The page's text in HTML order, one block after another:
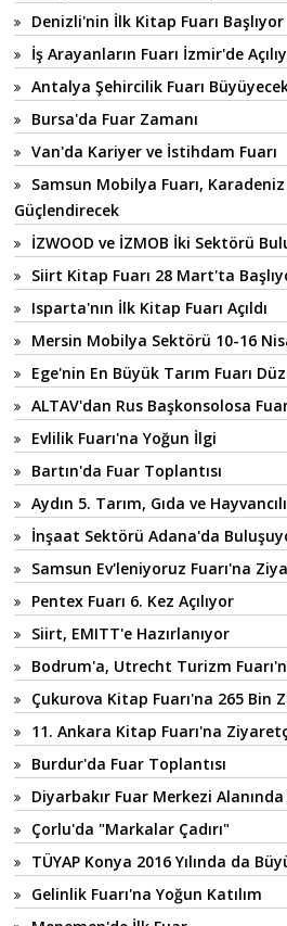
Denizli'nin İlk Kitap Fuarı Başlıyor
İş Arayanların Fuarı İzmir'de
Antalya Şehircilik Fuarı
Bursa'da Fuar Zamanı
Van'da Kariyer ve İstihdam Fuarı
Samsun Mobilya Fuarı, Karadeniz
Güçlendirecek
İZWOOD ve İZMOB İki Sektörü
Siirt Kitap Fuarı 28 Mart'ta
Isparta'nın İlk Kitap Fuarı Açıldı
Mersin Mobilya Sektörü 10-16
Ege'nin En Büyük Tarım Fuarı
ALTAV'dan Rus Başkonsolosa
Evlilik Fuarı'na Yoğun İlgi
Bartın'da Fuar Toplantısı
Aydın 5. Tarım, Gıda ve
İnşaat Sektörü Adana'da
Samsun Ev'leniyoruz Fuarı'na
Pentex Fuarı 6. Kez Açılıyor
Siirt, EMITT'e Hazırlanıyor
Bodrum'a, Utrecht Turizm
Çukurova Kitap Fuarı'na 265 Bin
11. Ankara Kitap Fuarı'na
Burdur'da Fuar Toplantısı
Diyarbakır Fuar Merkezi
Çorlu'da "Markalar Çadırı"
TÜYAP Konya 2016 Yılında da
Gelinlik Fuarı'na Yoğun Katılım